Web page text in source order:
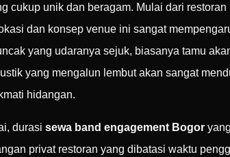
cukup unik dan beragam. Mulai dari
dan konsep venue ini sangat
yang udaranya sejuk, biasanya tamu
yang mengalun lembut akan sangat
hidangan.
durasi sewa band engagement Bogor
privat restoran yang dibatasi waktu